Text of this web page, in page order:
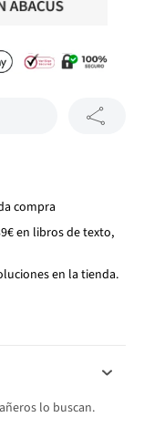
compra
en libros de texto,
en la tienda.
lo buscan.